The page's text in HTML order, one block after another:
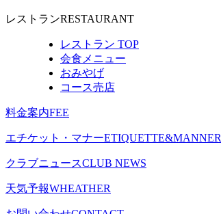
レストランRESTAURANT
レストラン TOP
会食メニュー
おみやげ
コース売店
料金案内FEE
エチケット・マナーETIQUETTE&MANNER
クラブニュースCLUB NEWS
天気予報WHEATHER